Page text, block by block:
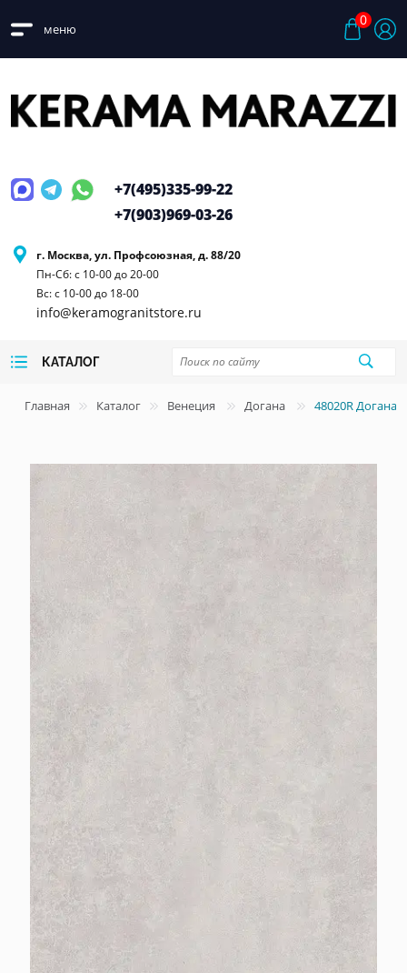
меню
0
г. Москва, ул. Профсоюзная, д. 88/20
Пн-Сб: с 10-00 до 20-00
Вс: с 10-00 до 18-00
info@keramogranitstore.ru
+7(495)335-99-22
+7(903)969-03-26
КАТАЛОГ
Главная Каталог Венеция Догана 48020R